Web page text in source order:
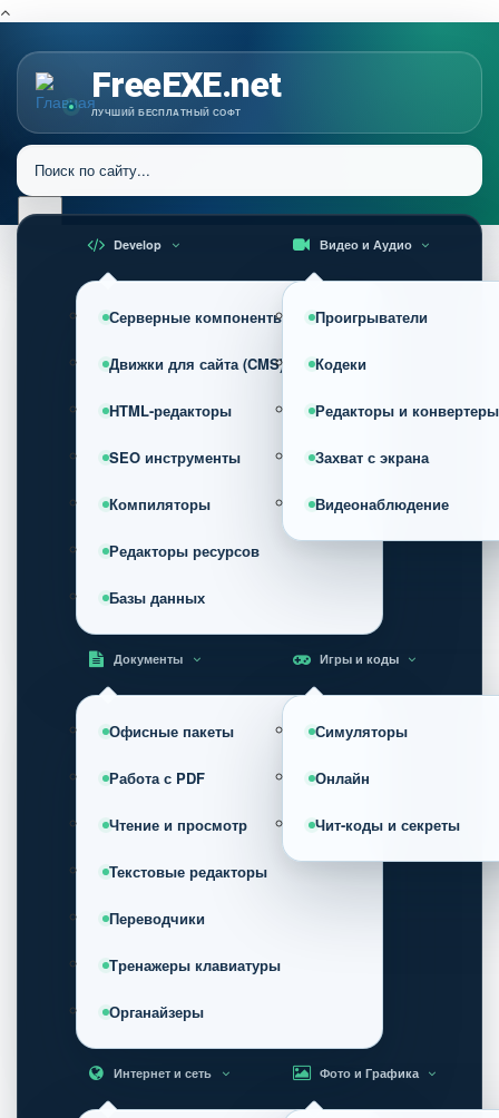
FreeEXE.net
ЛУЧШИЙ БЕСПЛАТНЫЙ СОФТ
Develop
Серверные компоненты
Движки для сайта (CMS)
HTML-редакторы
SEO инструменты
Компиляторы
Редакторы ресурсов
Базы данных
Видео и Аудио
Проигрыватели
Кодеки
Редакторы и конвертеры
Захват с экрана
Видеонаблюдение
Документы
Офисные пакеты
Работа с PDF
Чтение и просмотр
Текстовые редакторы
Переводчики
Тренажеры клавиатуры
Органайзеры
Игры и коды
Симуляторы
Онлайн
Чит-коды и секреты
Интернет и сеть Фото и Графика